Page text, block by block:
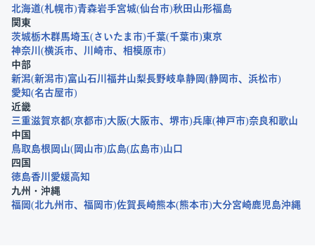
北海道 札幌市 青森岩手宮城 仙台市 秋田 山形福島
関東
茨城栃木群馬埼玉 さいたま市 千葉 千葉市 東京
神奈川
横浜市 川崎市
相模原市
中部
新潟 新潟市 富山石川 福井山梨長野岐阜静岡 静岡市
浜松市
愛知 名古屋市
近畿
三重滋賀京都 京都市 大阪 大阪市 堺市 兵庫 神戸市 奈良和歌山
中国
鳥取 島根 岡山 岡山市 広島 広島市 山口
四国
徳島香川 愛媛高知
九州・沖縄
福岡 北九州市 福岡市 佐賀長崎熊本 熊本市 大分宮崎鹿児島沖縄